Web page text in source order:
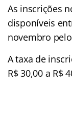
As inscrições
disponíveis
novembro
A taxa de
R$ 30,00 a R$